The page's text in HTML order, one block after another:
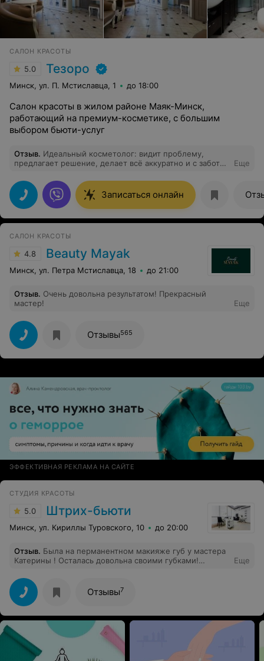
САЛОН КРАСОТЫ
5.0 Тезоро
Минск, ул. П. Мстиславца, 1 до 18:00
Салон красоты в жилом районе Маяк-Минск,
работающий на премиум-косметике, с большим
выбором бьюти-услуг
Отзыв. Идеальный косметолог: видит проблему,
предлагает решение, делает всё аккуратно и с заботой
результатом. Теперь только к Ольге!
Еще
Записаться онлайн
САЛОН КРАСОТЫ
4.8 Beauty Mayak
Минск, ул. Петра Мстиславца, 18 до 21:00
Отзыв. Очень довольна результатом! Прекрасный
мастер!
Еще
Отзывы565
ЭФФЕКТИВНАЯ РЕКЛАМА НА САЙТЕ
СТУДИЯ КРАСОТЫ
5.0 Штрих-бьюти
Минск, ул. Кириллы Туровского, 10 до 20:00
Отзыв. Была на перманентном макияже губ у мастера
Катерины ! Осталась довольна своими губками!
профессионально
Еще
Отзывы7